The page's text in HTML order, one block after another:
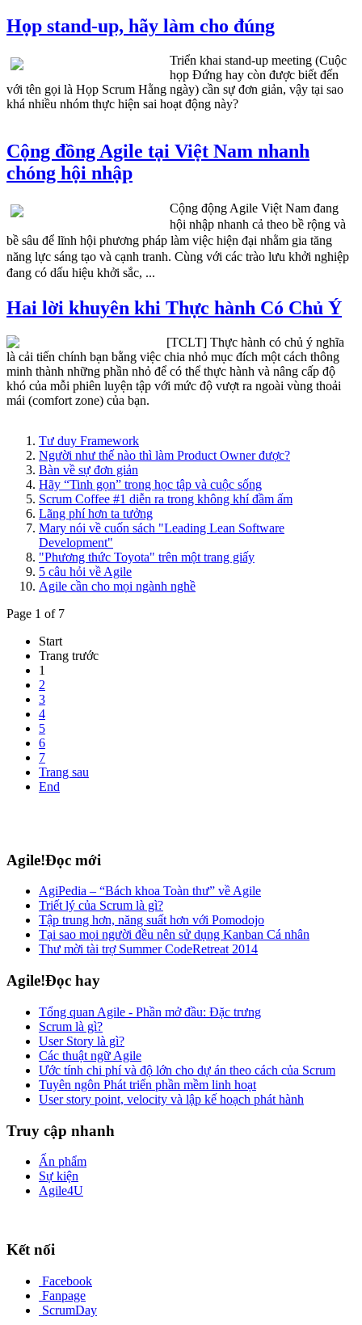
Họp stand-up, hãy làm cho đúng
Triển khai stand-up meeting (Cuộc
họp Đứng hay còn được biết đến
với tên gọi là Họp Scrum Hằng ngày) cần sự đơn giản, vậy tại sao
khá nhiều nhóm thực hiện sai hoạt động này?
Cộng đồng Agile tại Việt Nam nhanh
chóng hội nhập
Cộng động Agile Việt Nam đang
hội nhập nhanh cả theo bề rộng và
bề sâu để lĩnh hội phương pháp làm việc hiện đại nhằm gia tăng
năng lực sáng tạo và cạnh tranh. Cùng với các trào lưu khởi nghiệp
đang có dấu hiệu khởi sắc, ...
Hai lời khuyên khi Thực hành Có Chủ Ý
[TCLT] Thực hành có chủ ý nghĩa
là cải tiến chính bạn bằng việc chia nhỏ mục đích một cách thông
minh thành những phần nhỏ để có thể thực hành và nâng cấp độ
khó của mỗi phiên luyện tập với mức độ vượt ra ngoài vùng thoải
mái (comfort zone) của bạn.
Tư duy Framework
Người như thế nào thì làm Product Owner được?
Bàn về sự đơn giản
Hãy “Tinh gọn” trong học tập và cuộc sống
Scrum Coffee #1 diễn ra trong không khí đầm ấm
Lãng phí hơn ta tưởng
Mary nói về cuốn sách "Leading Lean Software
Development"
"Phương thức Toyota" trên một trang giấy
5 câu hỏi về Agile
Agile cần cho mọi ngành nghề
Page 1 of 7
Start
Trang trước
1
2
3
4
5
6
7
Trang sau
End
Agile!Đọc mới
AgiPedia – “Bách khoa Toàn thư” về Agile
Triết lý của Scrum là gì?
Tập trung hơn, năng suất hơn với Pomodojo
Tại sao mọi người đều nên sử dụng Kanban Cá nhân
Thư mời tài trợ Summer CodeRetreat 2014
Agile!Đọc hay
Tổng quan Agile - Phần mở đầu: Đặc trưng
Scrum là gì?
User Story là gì?
Các thuật ngữ Agile
Ước tính chi phí và độ lớn cho dự án theo cách của Scrum
Tuyên ngôn Phát triển phần mềm linh hoạt
User story point, velocity và lập kế hoạch phát hành
Truy cập nhanh
Ấn phẩm
Sự kiện
Agile4U
Kết nối
Facebook
Fanpage
ScrumDay